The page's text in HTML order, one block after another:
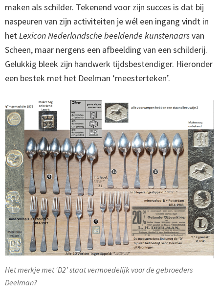
maken als schilder. Tekenend voor zijn succes is dat bij
naspeuren van zijn activiteiten je wél een ingang vindt in
hetLexicon Nederlandsche beeldende kunstenaarsvan
Scheen, maar nergens een afbeelding van een schilderij.
Gelukkig bleek zijn handwerk tijdsbestendiger. Hieronder
een bestek met het Deelman ‘meesterteken’.
Het merkje met ‘D2’ staat vermoedelijk voor de gebroeders
Deelman?